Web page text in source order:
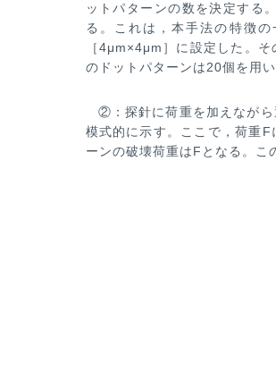
ットパターンの数を決定する
る。これは，本手法の特徴の
［4μm×4μm］に設定した。
のドットパターンは20個を用
②：探針に荷重を加えなが
模式的に示す。ここで，荷重
ーンの破壊荷重はFと なる。こ